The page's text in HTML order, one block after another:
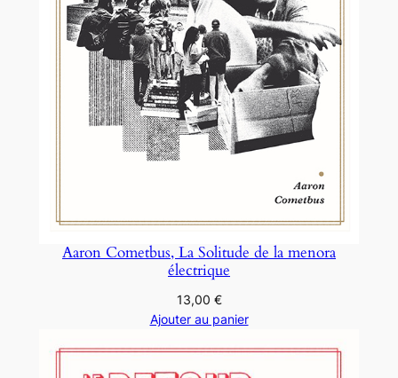
Aaron Cometbus, La Solitude de la menora
électrique
13,00 €
Ajouter au panier